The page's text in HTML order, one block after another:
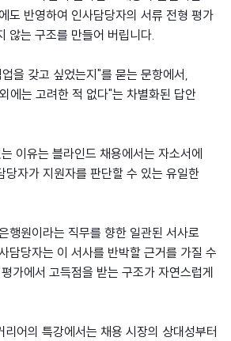
도 반영하여 인사담당자의 서류 전형 평가
않는 구조를 만들어 버립니다.
을 갖고 싶었는지"를 묻는 문항에서,
에는 고려한 적 없다"는 차별화된 답안
이유는 블라인드 채용에서는 자소서에
당자가 지원자를 판단할 수 있는 유일한
행원이라는 직무를 향한 일관된 서사로
담당자는 이 서사를 반박할 근거를 가질 수
가에서 고득점을 받는 구조가 자연스럽게
어의 특강에서는 채용 시장의 상대성부터